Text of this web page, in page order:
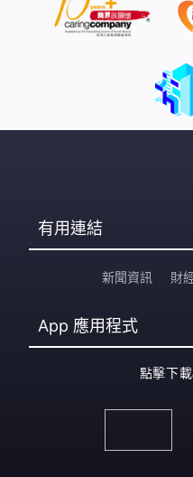
有用連結
新聞資訊 財
App 應用程式
點擊下